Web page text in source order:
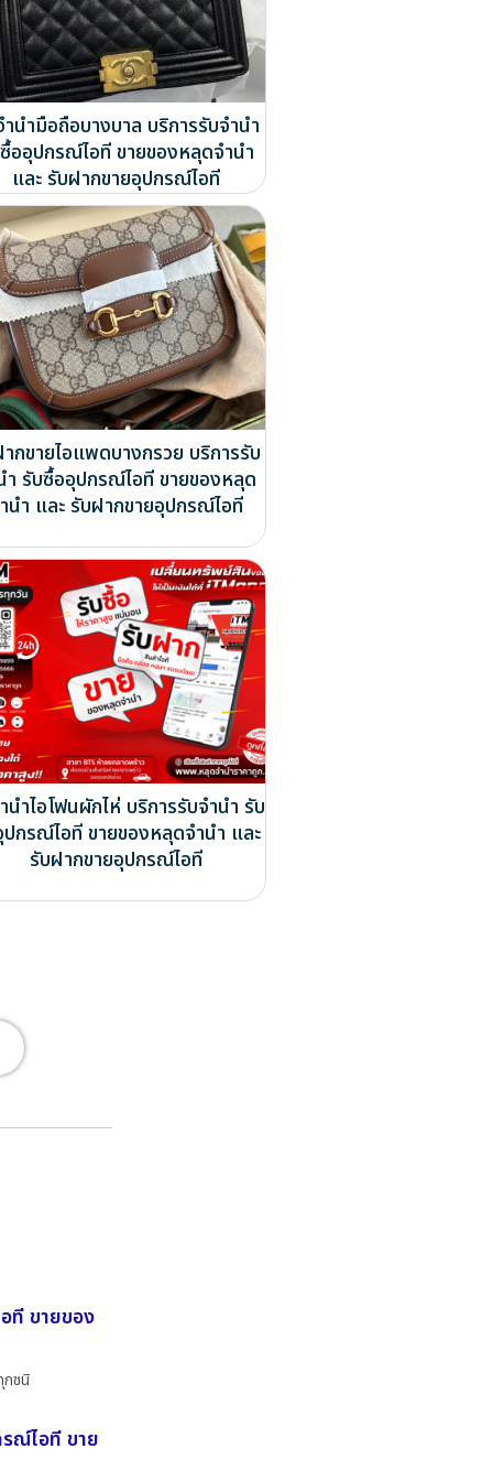
นำมือถือบางบาล บริการรับจำนำ
ออุปกรณ์ไอที ขายของหลุดจำนำ
และ รับฝากขายอุปกรณ์ไอที
กขายไอแพดบางกรวย บริการรับ
ำ รับซื้ออุปกรณ์ไอที ขายของหลุด
นำ และ รับฝากขายอุปกรณ์ไอที
นำไอโฟนผักไห่ บริการรับจำนำ รับ
กรณ์ไอที ขายของหลุดจำนำ และ
รับฝากขายอุปกรณ์ไอที
ที ขายของ
กชนิ
ณ์ไอที ขาย